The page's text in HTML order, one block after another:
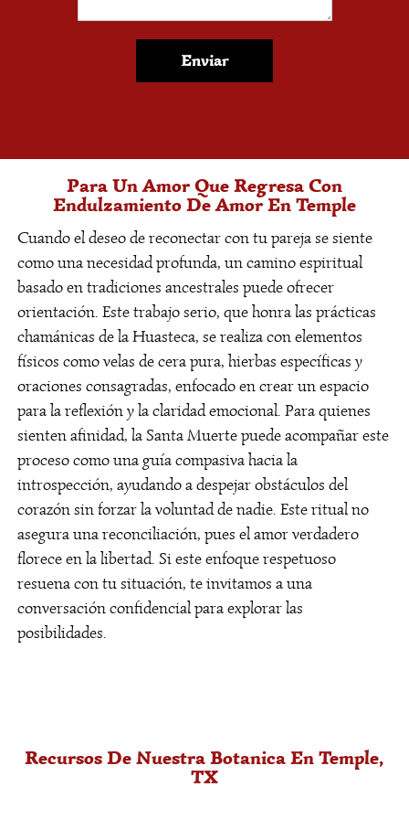
económicos y dinámicas profesionales
específicas de esta región.
¿Son discretos con los
La privacidad es primordial. Entendemos la
importancia de la confidencialidad en una
comunidad cercana como la de Temple. Todos
los servicios, incluidos los trabajos de amor, se
manejan con el máximo respeto y discreción.
¿Hay diferencia entre una
limpia y un despojo?
Una limpia general renueva tu energía, ideal para
el agotamiento cotidiano. Un despojo es más
profundo, para remover influencias negativas
específicas. En Maestro Carlos, evaluamos cuál
necesita tu situación actual en el contexto local.
¿Qué debo esperar de
una lectura de cartas?
Proporciona claridad, no predicciones absolutas.
Analiza caminos energéticos presentes. Para
residentes del área, puede ofrecer perspectiva
sobre relaciones, familia o decisiones, ayudando
ayuda espiritual urgente?
Enviar
Para Un Amor Que Regresa Con
Endulzamiento De Amor En Temple
Cuando el deseo de reconectar con tu pareja se siente
como una necesidad profunda, un camino espiritual
basado en tradiciones ancestrales puede ofrecer
orientación. Este trabajo serio, que honra las prácticas
chamánicas de la Huasteca, se realiza con elementos
físicos como velas de cera pura, hierbas específicas y
oraciones consagradas, enfocado en crear un espacio
para la reflexión y la claridad emocional. Para quienes
sienten afinidad, la Santa Muerte puede acompañar este
proceso como una guía compasiva hacia la
introspección, ayudando a despejar obstáculos del
corazón sin forzar la voluntad de nadie. Este ritual no
asegura una reconciliación, pues el amor verdadero
florece en la libertad. Si este enfoque respetuoso
resuena con tu situación, te invitamos a una
conversación confidencial para explorar las
posibilidades.
Recursos De Nuestra Botanica En Temple,
TX